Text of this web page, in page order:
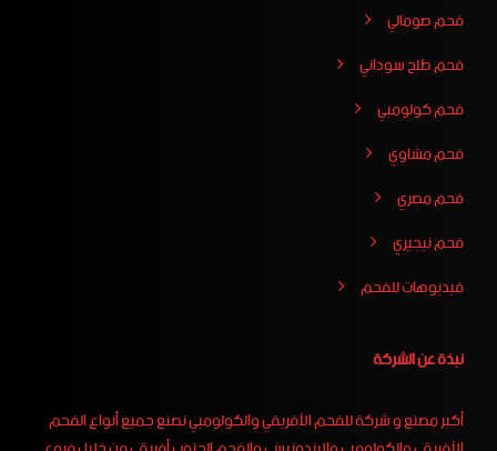
فحم صومالي
فحم طلح سوداني
فحم كولومبي
فحم مشاوي
فحم مصري
فحم نيجيري
فيدبوهات للفحم
نبذة عن الشركة
أكبر مصنع و شركة للفحم الأفريقي والكولومبي نصنع جميع أنواع الفحم